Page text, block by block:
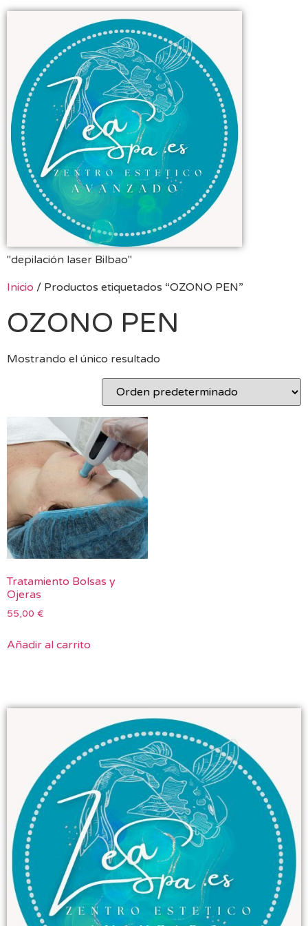
"depilación laser Bilbao"
Inicio / Productos etiquetados “OZONO PEN”
OZONO PEN
Mostrando el único resultado
Tratamiento Bolsas y
Ojeras
55,00 €
Añadir al carrito